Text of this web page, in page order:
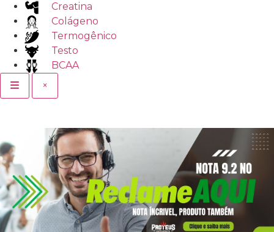
Creatina
Colágeno
Termogênico
Testo
BCAA
×